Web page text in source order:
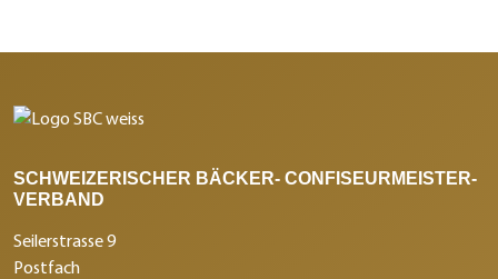
SCHWEIZERISCHER BÄCKER- CONFISEURMEISTER-
VERBAND
Seilerstrasse 9
Postfach